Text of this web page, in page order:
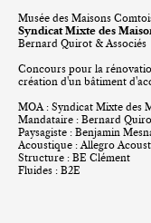
Musée des Maisons
Syndicat Mixte des
Bernard Quirot & Associés
Concours pour la
création d'un bâtiment
MOA : Syndicat Mixte des
Mandataire : Bernard
Paysagiste : Benjamin
Acoustique :Allegro
Structure : BE Clément
Fluides : B2E